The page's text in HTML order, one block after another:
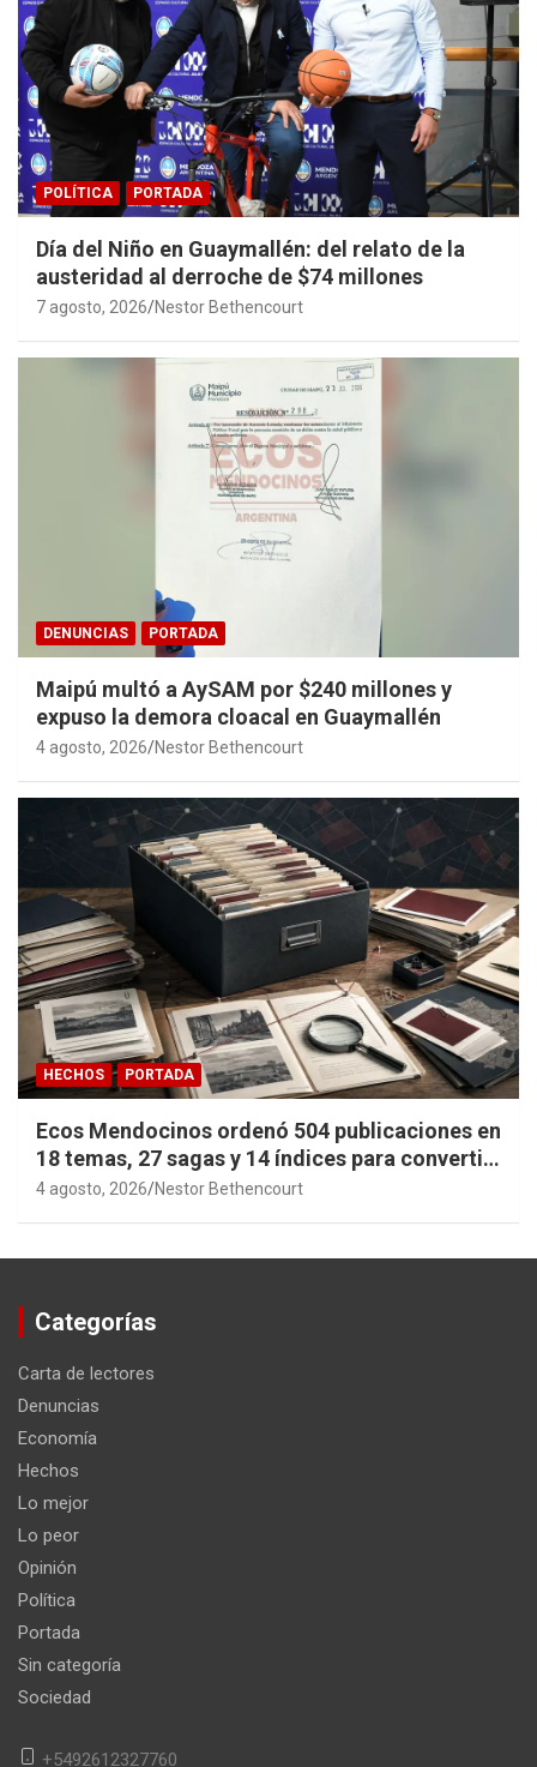
POLÍTICA PORTADA
Día del Niño en Guaymallén: del relato de la
austeridad al derroche de $74 millones
7 agosto, 2026 Nestor Bethencourt
DENUNCIAS PORTADA
Maipú multó a AySAM por $240 millones y
expuso la demora cloacal en Guaymallén
4 agosto, 2026 Nestor Bethencourt
HECHOS PORTADA
Ecos Mendocinos ordenó 504 publicaciones en
18 temas, 27 sagas y 14 índices para convertir
años de investigación en memoria pública
4 agosto, 2026 Nestor Bethencourt
Categorías
Carta de lectores
Denuncias
Economía
Hechos
Lo mejor
Lo peor
Opinión
Política
Portada
Sin categoría
Sociedad
+5492612327760